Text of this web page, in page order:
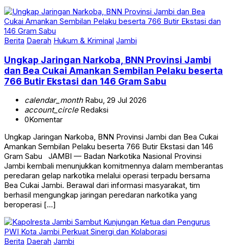
Berita Daerah Hukum & Kriminal Jambi
Ungkap Jaringan Narkoba, BNN Provinsi Jambi
dan Bea Cukai Amankan Sembilan Pelaku beserta
766 Butir Ekstasi dan 146 Gram Sabu
calendar_monthRabu, 29 Jul 2026
account_circleRedaksi
0Komentar
Ungkap Jaringan Narkoba, BNN Provinsi Jambi dan Bea Cukai
Amankan Sembilan Pelaku beserta 766 Butir Ekstasi dan 146
Gram Sabu JAMBI — Badan Narkotika Nasional Provinsi
Jambi kembali menunjukkan komitmennya dalam memberantas
peredaran gelap narkotika melalui operasi terpadu bersama
Bea Cukai Jambi. Berawal dari informasi masyarakat, tim
berhasil mengungkap jaringan peredaran narkotika yang
beroperasi […]
Berita Daerah Jambi